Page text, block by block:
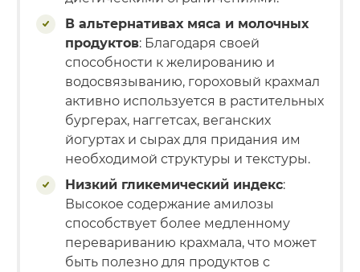
В альтернативах мяса и молочных
продуктов: Благодаря своей
способности к желированию и
водосвязыванию, гороховый крахмал
активно используется в растительных
бургерах, наггетсах, веганских
йогуртах и сырах для придания им
необходимой структуры и текстуры.
Низкий гликемический индекс:
Высокое содержание амилозы
способствует более медленному
перевариванию крахмала, что может
быть полезно для продуктов с